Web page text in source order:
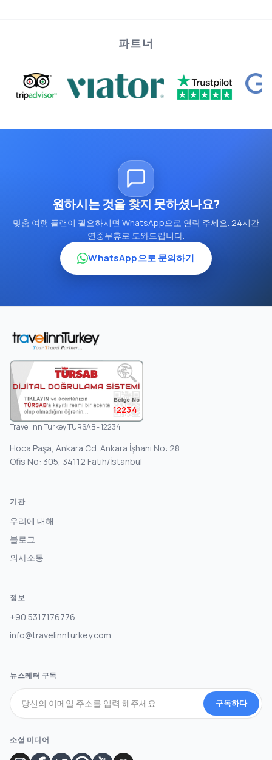
파트너
원하시는 것을 찾지 못하셨나요?
맞춤 여행 플랜이 필요하시면 WhatsApp으로 연락 주세요. 24시간
연중무휴로 도와드립니다.
WhatsApp으로 문의하기
12234
Travel Inn Turkey TURSAB - 12234
Hoca Paşa, Ankara Cd. Ankara İşhanı No: 28
Ofis No: 305, 34112 Fatih/İstanbul
기관
우리에 대해
블로그
의사소통
정보
+90 5317176776
info@travelinnturkey.com
뉴스레터 구독
구독하다
소셜 미디어